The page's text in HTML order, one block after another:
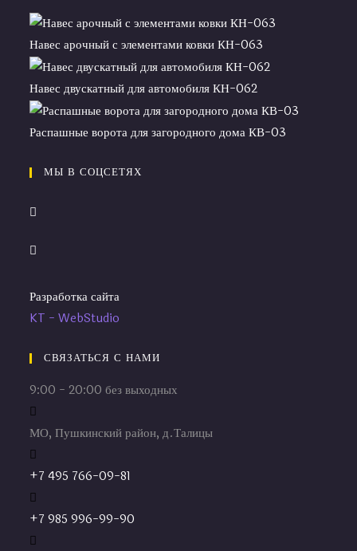
Навес арочный с элементами ковки КН-063
Навес двускатный для автомобиля КН-062
Распашные ворота для загородного дома КВ-03
МЫ В СОЦСЕТЯХ
Разработка сайта
KT - WebStudio
СВЯЗАТЬСЯ С НАМИ
9:00 - 20:00 без выходных
МО, Пушкинский район, д.Талицы
+7 495 766-09-81
+7 985 996-99-90